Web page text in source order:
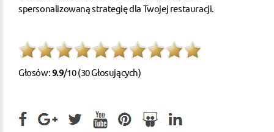
spersonalizowaną strategię dla Twojej restauracji.
Głosów:9.9/10 (30 Głosujących)